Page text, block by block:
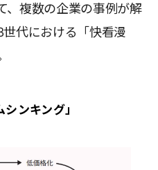
、複数の企業の事例が解
代における「快看漫
ンキング」